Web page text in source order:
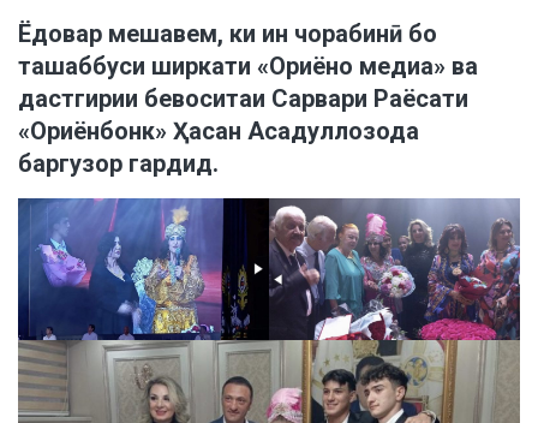
Ёдовар мешавем, ки ин чорабинӣ бо
ташаббуси ширкати «Ориёно медиа» ва
дастгирии бевоситаи Сарвари Раёсати
«Ориёнбонк» Ҳасан Асадуллозода
баргузор гардид.